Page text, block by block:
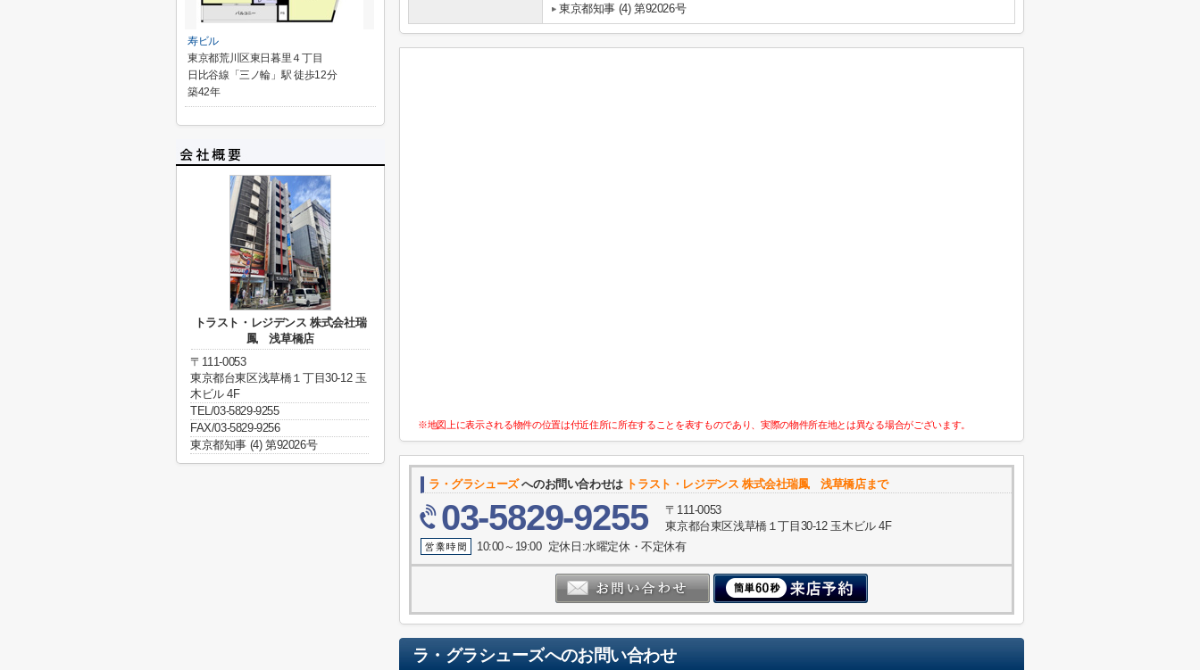
東京都知事 (4) 第92026号
※地図上に表示される物件の位置は付近住所に所在することを表すものであり、実際の物件所在地とは異なる場合がございます。
ラ・グラシューズへのお問い合わせは トラスト・レジデンス 株式会社瑞鳳 浅草橋店まで
03-5829-9255
〒111-0053
東京都台東区浅草橋１丁目30-12 玉木ビル 4F
10:00～19:00 定休日:水曜定休・不定休有
ラ・グラシューズへのお問い合わせ
寿ビル
東京都荒川区東日暮里４丁目
日比谷線「三ノ輪」駅 徒歩12分
築42年
トラスト・レジデンス 株式会社瑞
鳳 浅草橋店
〒111-0053
東京都台東区浅草橋１丁目30-12 玉
木ビル 4F
TEL/03-5829-9255
FAX/03-5829-9256
東京都知事 (4) 第92026号